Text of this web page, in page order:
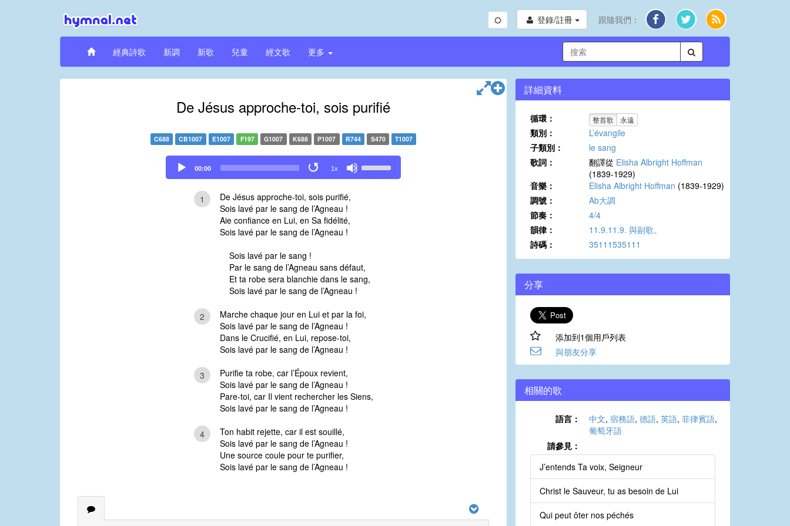
登錄/註冊 跟隨我們：
經典詩歌 新調 新歌 兒童 經文歌 更多
De Jésus approche-toi, sois purifié
C688 CB1007 E1007 F197 G1007 K688 P1007 R744 S470 T1007
Audio
Player
00:00 1x
Up/Down
1
De Jésus approche-toi, sois purifié,
Sois lavé par le sang de l’Agneau !
Aie confiance en Lui, en Sa fidélité,
Sois lavé par le sang de l’Agneau !
Sois lavé par le sang !
Par le sang de l’Agneau sans défaut,
Et ta robe sera blanchie dans le sang,
Sois lavé par le sang de l’Agneau !
2
Marche chaque jour en Lui et par la foi,
Sois lavé par le sang de l’Agneau !
Dans le Crucifié, en Lui, repose-toi,
Sois lavé par le sang de l’Agneau !
3
Purifie ta robe, car l’Époux revient,
Sois lavé par le sang de l’Agneau !
Pare-toi, car Il vient rechercher les Siens,
Sois lavé par le sang de l’Agneau !
4
Ton habit rejette, car il est souillé,
Sois lavé par le sang de l’Agneau !
Une source coule pour te purifier,
Sois lavé par le sang de l’Agneau !
詳細資料
循環： 整首歌 永遠
類別：
L’évangile
子類別：
le sang
歌詞：
翻譯從 Elisha Albright Hoffman
(1839-1929)
音樂：
Elisha Albright Hoffman (1839-1929)
調號：
Ab大調
節奏：
4/4
韻律：
11.9.11.9. 與副歌。
詩碼：
35111535111
分享
添加到1個用戶列表
與朋友分享
相關的歌
語言： 中文, 宿務語, 德語, 英語, 菲律賓語,
葡萄牙語
請參見：
J’entends Ta voix, Seigneur
Christ le Sauveur, tu as besoin de Lui
Qui peut ôter nos péchés